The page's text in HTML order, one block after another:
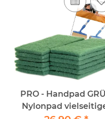
PRO - Handpad
Nylonpad